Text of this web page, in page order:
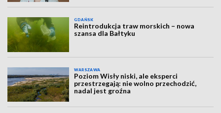
GDAŃSK
Reintrodukcja traw morskich – nowa
szansa dla Bałtyku
WARSZAWA
Poziom Wisły niski, ale eksperci
przestrzegają: nie wolno przechodzić,
nadal jest groźna